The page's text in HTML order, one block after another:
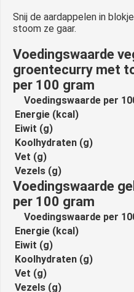
Snij de aardappelen in
stoom ze gaar.
Voedingswaarde
groentecurry met
per 100 gram
Voedingswaarde per
Energie (kcal)
Eiwit (g)
Koolhydraten (g)
Vet (g)
Vezels (g)
Voedingswaarde
per 100 gram
Voedingswaarde per
Energie (kcal)
Eiwit (g)
Koolhydraten (g)
Vet (g)
Vezels (g)